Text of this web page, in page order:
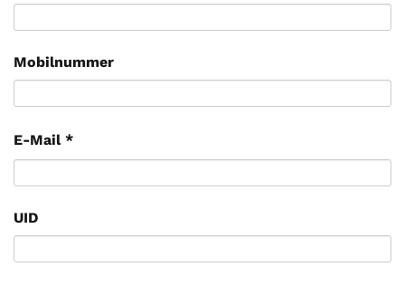
Mobilnummer
E-Mail *
UID